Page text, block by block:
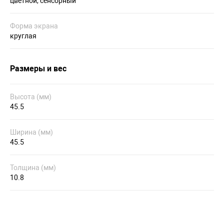
Форма экрана
круглая
Размеры и вес
Высота (мм)
45.5
Ширина (мм)
45.5
Толщина (мм)
10.8